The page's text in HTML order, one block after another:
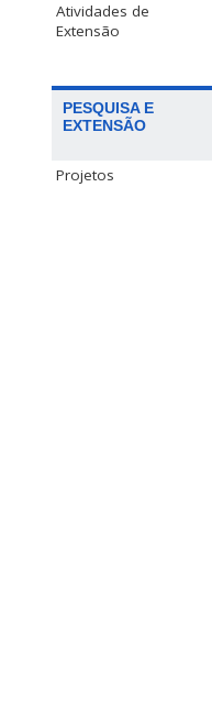
Atividades de
Extensão
PESQUISA E
EXTENSÃO
Projetos